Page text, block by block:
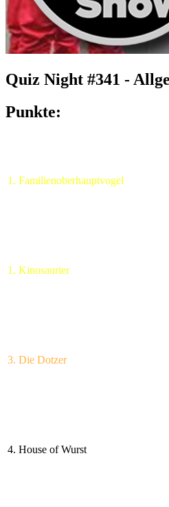
Quiz Night #341 -
Punkte:
1. Familienoberhauptvogel
1. Kinosaurier
3. Die Dotzer
4. House of Wurst